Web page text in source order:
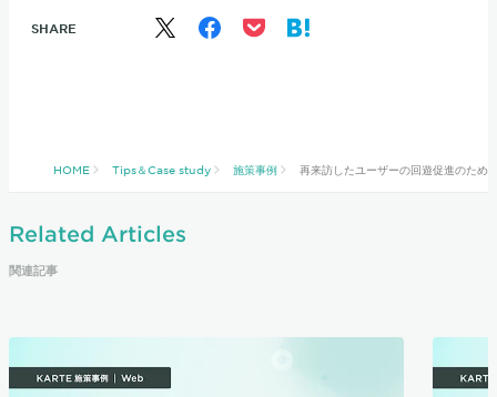
SHARE
HOME Tips＆Case study 施策事例 再来訪したユーザーの回遊促進のため
Related Articles
関連記事